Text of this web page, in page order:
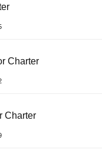
Charter
Charter